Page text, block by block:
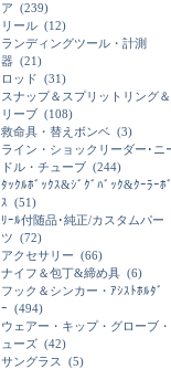
ア (239)
リール (12)
ランディングツール・計測
器 (21)
ロッド (31)
スナップ＆スプリットリング＆
リーブ (108)
救命具・替えボンベ (3)
ライン・ショックリーダー･ニ
ドル・チューブ (244)
ﾀｯｸﾙﾎﾞｯｸｽ&ｼﾞｸﾞﾊﾞｯｸ&ｸｰﾗｰﾎ
ｽ (51)
ﾘｰﾙ付随品･純正/カスタムパー
ツ (72)
アクセサリー (66)
ナイフ＆包丁&締め具 (6)
フック＆シンカー・ｱｼｽﾄﾎﾙﾀﾞ
ｰ (494)
ウェアー・キップ・グローブ
ューズ (42)
サングラス
(5)